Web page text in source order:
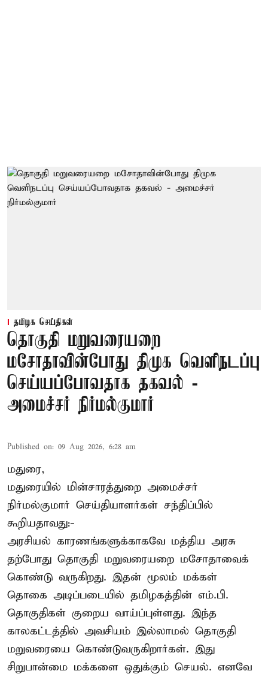
தமிழக செய்திகள்
தொகுதி மறுவரையறை
மசோதாவின்போது திமுக வெளிநடப்பு
செய்யப்போவதாக தகவல் -
அமைச்சர் நிர்மல்குமார்
Published on: 09 Aug 2026, 6:28 am
மதுரை,
மதுரையில் மின்சாரத்துறை அமைச்சர்
நிர்மல்குமார் செய்தியாளர்கள் சந்திப்பில்
கூறியதாவது:-
அரசியல் காரணங்களுக்காகவே மத்திய அரசு
தற்போது தொகுதி மறுவரையறை மசோதாவைக்
கொண்டு வருகிறது. இதன் மூலம் மக்கள்
தொகை அடிப்படையில் தமிழகத்தின் எம்.பி.
தொகுதிகள் குறைய வாய்ப்புள்ளது. இந்த
காலகட்டத்தில் அவசியம் இல்லாமல் தொகுதி
மறுவரையை கொண்டுவருகிறார்கள். இது
சிறுபான்மை மக்களை ஒதுக்கும் செயல். எனவே